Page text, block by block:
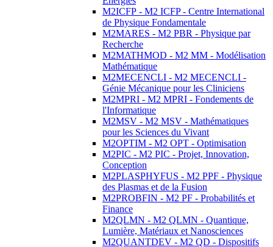
M2ICFP - M2 ICFP - Centre International
de Physique Fondamentale
M2MARES - M2 PBR - Physique par
Recherche
M2MATHMOD - M2 MM - Modélisation
Mathématique
M2MECENCLI - M2 MECENCLI -
Génie Mécanique pour les Cliniciens
M2MPRI - M2 MPRI - Fondements de
l'Informatique
M2MSV - M2 MSV - Mathématiques
pour les Sciences du Vivant
M2OPTIM - M2 OPT - Optimisation
M2PIC - M2 PIC - Projet, Innovation,
Conception
M2PLASPHYFUS - M2 PPF - Physique
des Plasmas et de la Fusion
M2PROBFIN - M2 PF - Probabilités et
Finance
M2QLMN - M2 QLMN - Quantique,
Lumière, Matériaux et Nanosciences
M2QUANTDEV - M2 QD - Dispositifs